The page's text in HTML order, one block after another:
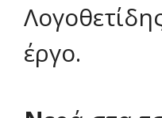
έργο.